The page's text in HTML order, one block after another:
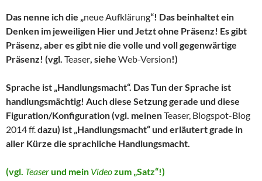
Das nenne ich die „neue Aufklärung“! Das beinhaltet ein
Denken im jeweiligen Hier und Jetzt ohne Präsenz! Es gibt
Präsenz, aber es gibt nie die volle und voll gegenwärtige
Präsenz! (vgl. Teaser, siehe Web-Version!)
Sprache ist „Handlungsmacht“. Das Tun der Sprache ist
handlungsmächtig! Auch diese Setzung gerade und diese
Figuration/Konfiguration (vgl. meinenTeaser, Blogspot-Blog
2014 ff.dazu) ist „Handlungsmacht“ und erläutert grade in
aller Kürze die sprachliche Handlungsmacht.
(vgl. Teaserund mein Videozum „Satz“!)